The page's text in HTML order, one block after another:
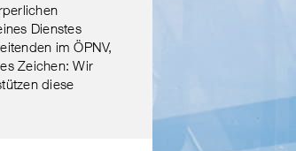
Dienstes
im ÖPNV,
Zeichen: Wir
diese